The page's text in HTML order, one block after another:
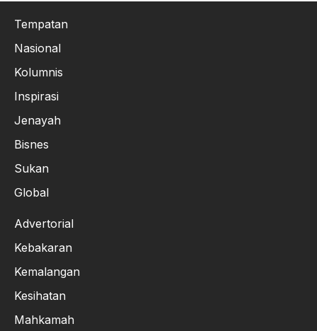
Tempatan
Nasional
Kolumnis
Inspirasi
Jenayah
Bisnes
Sukan
Global
Advertorial
Kebakaran
Kemalangan
Kesihatan
Mahkamah